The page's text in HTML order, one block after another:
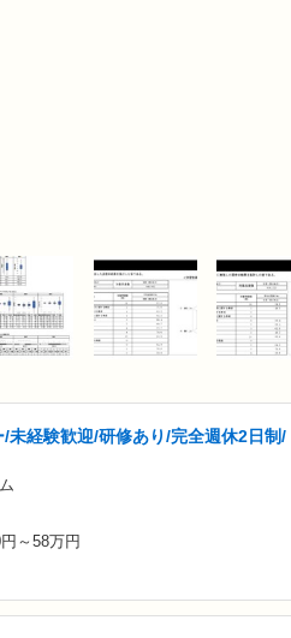
未経験歓迎/研修あり/完全週休2日制/
～58万円